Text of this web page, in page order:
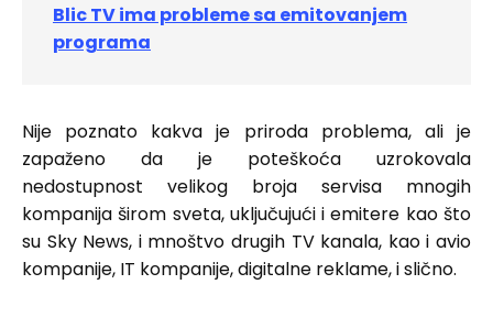
Blic TV ima probleme sa emitovanjem
programa
Nije poznato kakva je priroda problema, ali je
zapaženo da je poteškoća uzrokovala
nedostupnost velikog broja servisa mnogih
kompanija širom sveta, uključujući i emitere kao što
su Sky News, i mnoštvo drugih TV kanala, kao i avio
kompanije, IT kompanije, digitalne reklame, i slično.